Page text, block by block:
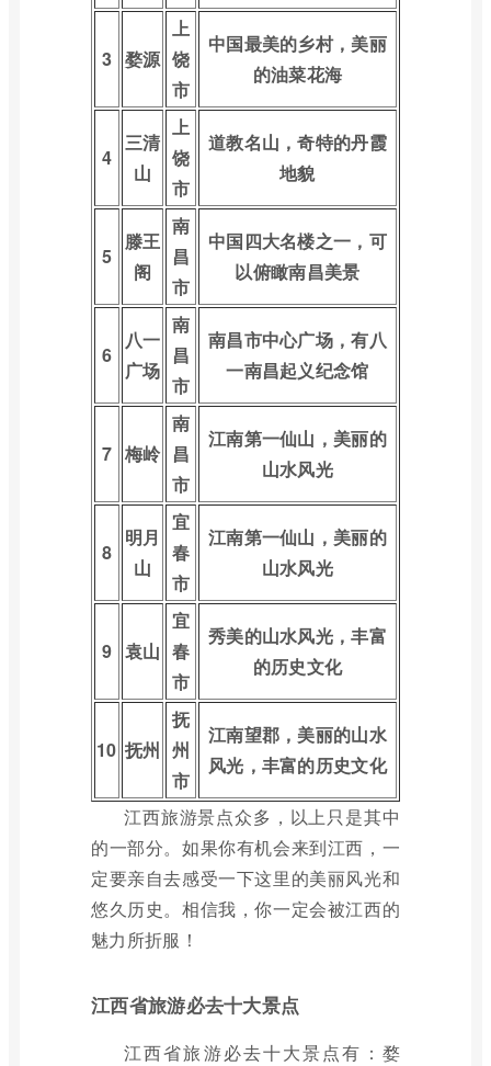
3 婺源
上
饶
市
中国最美的乡村，美丽
的油菜花海
4
三清
山
上
饶
市
道教名山，奇特的丹霞
地貌
5
滕王
阁
南
昌
市
中国四大名楼之一，可
以俯瞰南昌美景
6
八一
广场
南
昌
市
南昌市中心广场，有八
一南昌起义纪念馆
7 梅岭
南
昌
市
江南第一仙山，美丽的
山水风光
8
明月
山
宜
春
市
江南第一仙山，美丽的
山水风光
9 袁山
宜
春
市
秀美的山水风光，丰富
的历史文化
10 抚州
抚
州
市
江南望郡，美丽的山水
风光，丰富的历史文化
江西旅游景点众多，以上只是其中
的一部分。如果你有机会来到江西，一
定要亲自去感受一下这里的美丽风光和
悠久历史。相信我，你一定会被江西的
魅力所折服！
江西省旅游必去十大景点
江西省旅游必去十大景点有：婺